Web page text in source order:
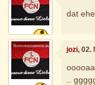
dat
jozi, 02.
..